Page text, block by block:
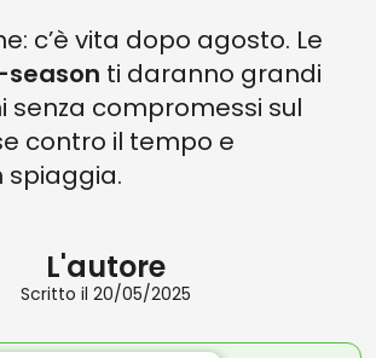
c’è vita dopo agosto. Le
ti daranno grandi
senza compromessi sul
contro il tempo e
spiaggia.
L'autore
Scritto il 20/05/2025